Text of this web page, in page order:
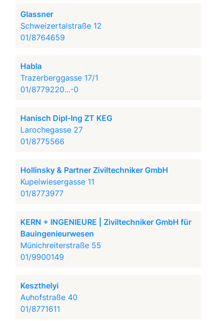
Glassner
Schweizertalstraße 12
01/8764659
Habla
Trazerberggasse 17/1
01/8779220...-0
Hanisch Dipl-Ing ZT KEG
Larochegasse 27
01/8775566
Hollinsky & Partner Ziviltechniker GmbH
Kupelwiesergasse 11
01/8773977
KERN + INGENIEURE | Ziviltechniker GmbH für
Bauingenieurwesen
Münichreiterstraße 55
01/9900149
Keszthelyi
Auhofstraße 40
01/8771611